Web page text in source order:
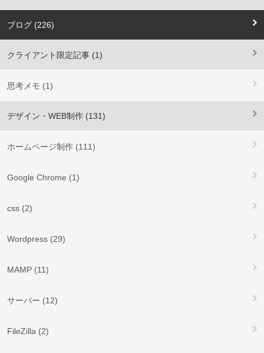
ブログ (226)
クライアント限定記事 (1)
思考メモ (1)
デザイン・WEB制作 (131)
ホームページ制作 (111)
Google Chrome (1)
css (2)
Wordpress (29)
MAMP (11)
サーバー (12)
FileZilla (2)